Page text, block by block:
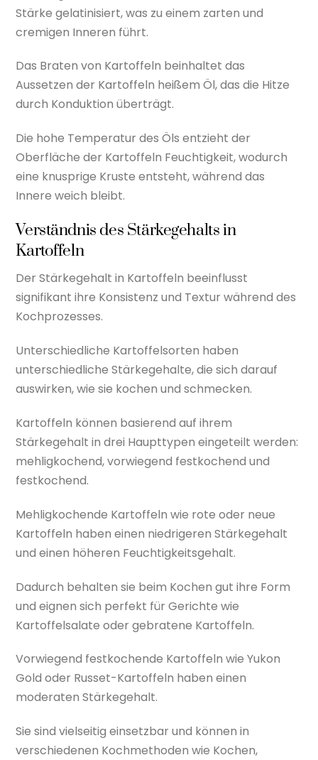
Stärke gelatinisiert, was zu einem zarten und
cremigen Inneren führt.
Das Braten von Kartoffeln beinhaltet das
Aussetzen der Kartoffeln heißem Öl, das die Hitze
durch Konduktion überträgt.
Die hohe Temperatur des Öls entzieht der
Oberfläche der Kartoffeln Feuchtigkeit, wodurch
eine knusprige Kruste entsteht, während das
Innere weich bleibt.
Verständnis des Stärkegehalts in
Kartoffeln
Der Stärkegehalt in Kartoffeln beeinflusst
signifikant ihre Konsistenz und Textur während des
Kochprozesses.
Unterschiedliche Kartoffelsorten haben
unterschiedliche Stärkegehalte, die sich darauf
auswirken, wie sie kochen und schmecken.
Kartoffeln können basierend auf ihrem
Stärkegehalt in drei Haupttypen eingeteilt werden:
mehligkochend, vorwiegend festkochend und
festkochend.
Mehligkochende Kartoffeln wie rote oder neue
Kartoffeln haben einen niedrigeren Stärkegehalt
und einen höheren Feuchtigkeitsgehalt.
Dadurch behalten sie beim Kochen gut ihre Form
und eignen sich perfekt für Gerichte wie
Kartoffelsalate oder gebratene Kartoffeln.
Vorwiegend festkochende Kartoffeln wie Yukon
Gold oder Russet-Kartoffeln haben einen
moderaten Stärkegehalt.
Sie sind vielseitig einsetzbar und können in
verschiedenen Kochmethoden wie Kochen,